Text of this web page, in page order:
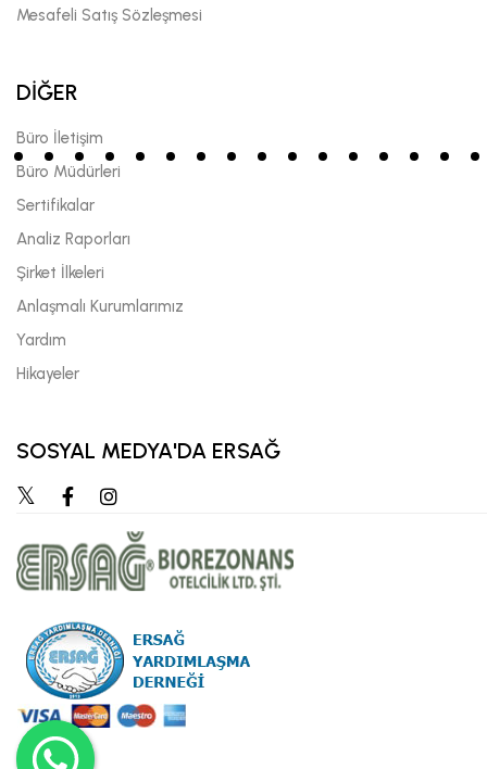
Mesafeli Satış Sözleşmesi
DİĞER
Büro İletişim
Büro Müdürleri
Sertifikalar
Analiz Raporları
Şirket İlkeleri
Anlaşmalı Kurumlarımız
Yardım
Hikayeler
SOSYAL MEDYA'DA ERSAĞ